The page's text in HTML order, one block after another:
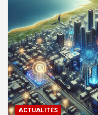
ACTUALITÉS